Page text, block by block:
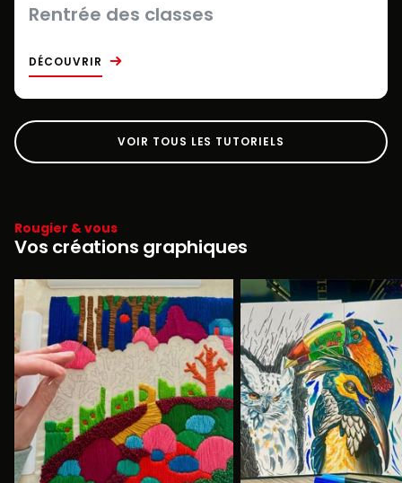
Rentrée des classes
DÉCOUVRIR
VOIR TOUS LES TUTORIELS
Rougier & vous
Vos créations graphiques